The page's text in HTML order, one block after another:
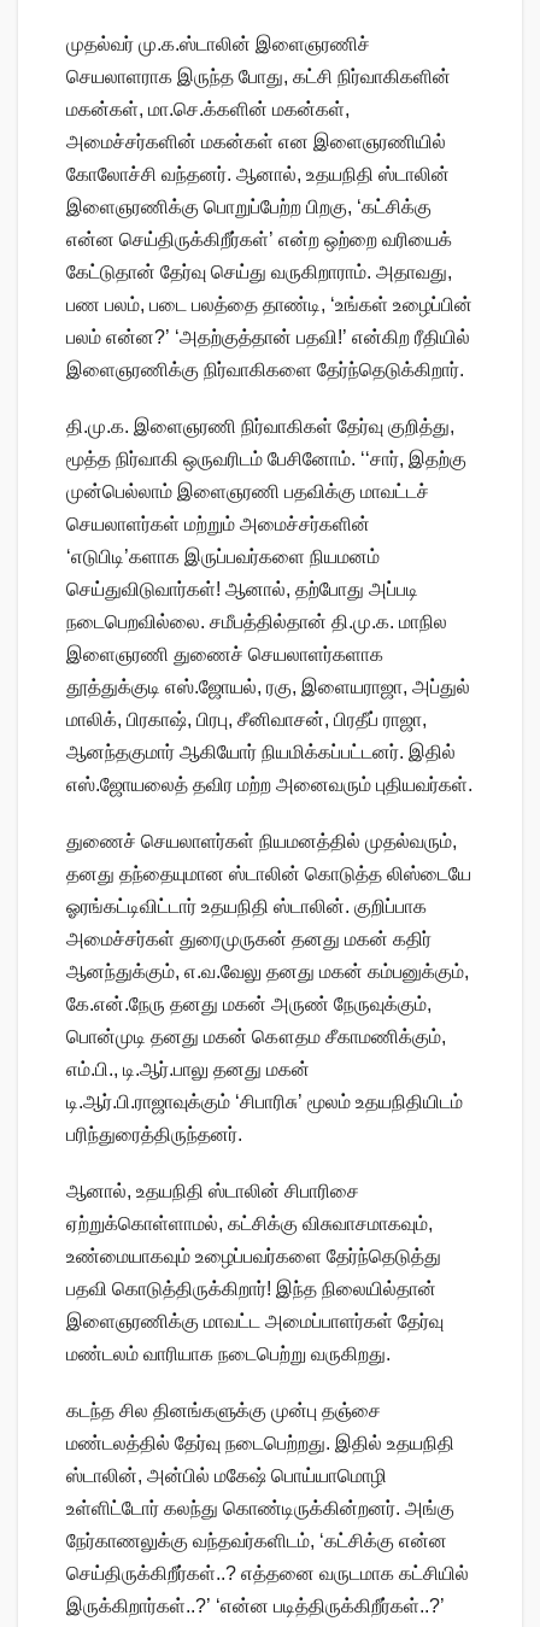
முதல்வர் மு.க.ஸ்டாலின் இளைஞரணிச்
செயலாளராக இருந்த போது, கட்சி நிர்வாகிகளின்
மகன்கள், மா.செ.க்களின் மகன்கள்,
அமைச்சர்களின் மகன்கள் என இளைஞரணியில்
கோலோச்சி வந்தனர். ஆனால், உதயநிதி ஸ்டாலின்
இளைஞரணிக்கு பொறுப்பேற்ற பிறகு, ‘கட்சிக்கு
என்ன செய்திருக்கிறீர்கள்’ என்ற ஒற்றை வரியைக்
கேட்டுதான் தேர்வு செய்து வருகிறாராம். அதாவது,
பண பலம், படை பலத்தை தாண்டி, ‘உங்கள் உழைப்பின்
பலம் என்ன?’ ‘அதற்குத்தான் பதவி!’ என்கிற ரீதியில்
இளைஞரணிக்கு நிர்வாகிகளை தேர்ந்தெடுக்கிறார்.
தி.மு.க. இளைஞரணி நிர்வாகிகள் தேர்வு குறித்து,
மூத்த நிர்வாகி ஒருவரிடம் பேசினோம். ‘‘சார், இதற்கு
முன்பெல்லாம் இளைஞரணி பதவிக்கு மாவட்டச்
செயலாளர்கள் மற்றும் அமைச்சர்களின்
‘எடுபிடி’களாக இருப்பவர்களை நியமனம்
செய்துவிடுவார்கள்! ஆனால், தற்போது அப்படி
நடைபெறவில்லை. சமீபத்தில்தான் தி.மு.க. மாநில
இளைஞரணி துணைச் செயலாளர்களாக
தூத்துக்குடி எஸ்.ஜோயல், ரகு, இளையராஜா, அப்துல்
மாலிக், பிரகாஷ், பிரபு, சீனிவாசன், பிரதீப் ராஜா,
ஆனந்தகுமார் ஆகியோர் நியமிக்கப்பட்டனர். இதில்
எஸ்.ஜோயலைத் தவிர மற்ற அனைவரும் புதியவர்கள்.
துணைச் செயலாளர்கள் நியமனத்தில் முதல்வரும்,
தனது தந்தையுமான ஸ்டாலின் கொடுத்த லிஸ்டையே
ஓரங்கட்டிவிட்டார் உதயநிதி ஸ்டாலின். குறிப்பாக
அமைச்சர்கள் துரைமுருகன் தனது மகன் கதிர்
ஆனந்துக்கும், எ.வ.வேலு தனது மகன் கம்பனுக்கும்,
கே.என்.நேரு தனது மகன் அருண் நேருவுக்கும்,
பொன்முடி தனது மகன் கௌதம சீகாமணிக்கும்,
எம்.பி., டி.ஆர்.பாலு தனது மகன்
டி.ஆர்.பி.ராஜாவுக்கும் ‘சிபாரிசு’ மூலம் உதயநிதியிடம்
பரிந்துரைத்திருந்தனர்.
ஆனால், உதயநிதி ஸ்டாலின் சிபாரிசை
ஏற்றுக்கொள்ளாமல், கட்சிக்கு விசுவாசமாகவும்,
உண்மையாகவும் உழைப்பவர்களை தேர்ந்தெடுத்து
பதவி கொடுத்திருக்கிறார்! இந்த நிலையில்தான்
இளைஞரணிக்கு மாவட்ட அமைப்பாளர்கள் தேர்வு
மண்டலம் வாரியாக நடைபெற்று வருகிறது.
கடந்த சில தினங்களுக்கு முன்பு தஞ்சை
மண்டலத்தில் தேர்வு நடைபெற்றது. இதில் உதயநிதி
ஸ்டாலின், அன்பில் மகேஷ் பொய்யாமொழி
உள்ளிட்டோர் கலந்து கொண்டிருக்கின்றனர். அங்கு
நேர்காணலுக்கு வந்தவர்களிடம், ‘கட்சிக்கு என்ன
செய்திருக்கிறீர்கள்..? எத்தனை வருடமாக கட்சியில்
இருக்கிறார்கள்..?’ ‘என்ன படித்திருக்கிறீர்கள்..?’